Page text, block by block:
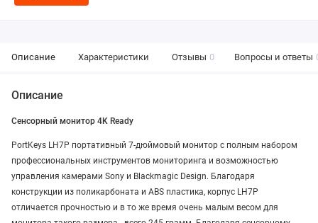
Описание Характеристики Отзывы 0 Вопросы и ответы
Описание
Сенсорный монитор 4K Ready
PortKeys LH7P портативный 7-дюймовый монитор с полным набором
профессиональных инструментов мониторинга и возможностью
управления камерами Sony и Blackmagic Design. Благодаря
конструкции из поликарбоната и ABS пластика, корпус LH7P
отличается прочностью и в то же время очень малым весом для